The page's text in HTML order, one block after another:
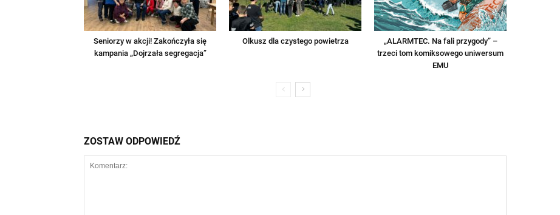
Seniorzy w akcji! Zakończyła się
kampania „Dojrzała segregacja”
Olkusz dla czystego powietrza
„ALARMTEC. Na fali przygody” –
trzeci tom komiksowego uniwersum
EMU
ZOSTAW ODPOWIEDŹ